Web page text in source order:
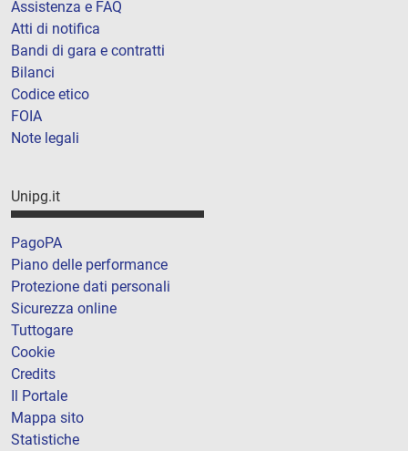
Assistenza e FAQ
Atti di notifica
Bandi di gara e contratti
Bilanci
Codice etico
FOIA
Note legali
Unipg.it
PagoPA
Piano delle performance
Protezione dati personali
Sicurezza online
Tuttogare
Cookie
Credits
Il Portale
Mappa sito
Statistiche